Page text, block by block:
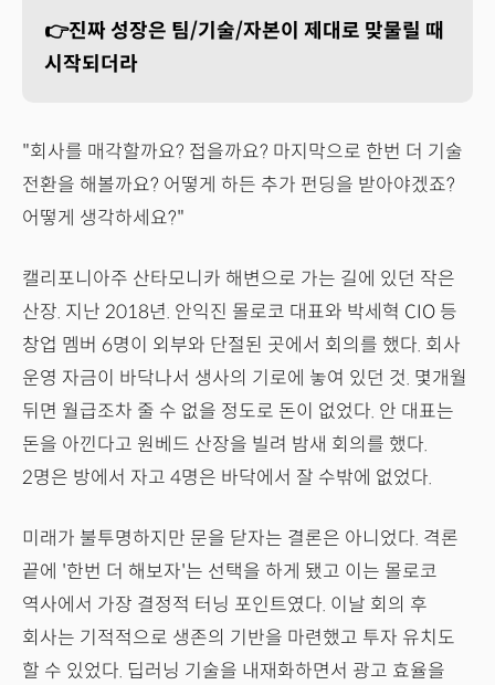
👉진짜 성장은 팀/기술/자본이 제대로 맞물릴 때
시작되더라
"회사를 매각할까요? 접을까요? 마지막으로 한번 더 기술
전환을 해볼까요? 어떻게 하든 추가 펀딩을 받아야겠죠?
어떻게 생각하세요?"
캘리포니아주 산타모니카 해변으로 가는 길에 있던 작은
산장. 지난 2018년. 안익진 몰로코 대표와 박세혁 CIO 등
창업 멤버 6명이 외부와 단절된 곳에서 회의를 했다. 회사
운영 자금이 바닥나서 생사의 기로에 놓여 있던 것. 몇개월
뒤면 월급조차 줄 수 없을 정도로 돈이 없었다. 안 대표는
돈을 아낀다고 원베드 산장을 빌려 밤새 회의를 했다.
2명은 방에서 자고 4명은 바닥에서 잘 수밖에 없었다.
미래가 불투명하지만 문을 닫자는 결론은 아니었다. 격론
끝에 '한번 더 해보자'는 선택을 하게 됐고 이는 몰로코
역사에서 가장 결정적 터닝 포인트였다. 이날 회의 후
회사는 기적적으로 생존의 기반을 마련했고 투자 유치도
할 수 있었다. 딥러닝 기술을 내재화하면서 광고 효율을